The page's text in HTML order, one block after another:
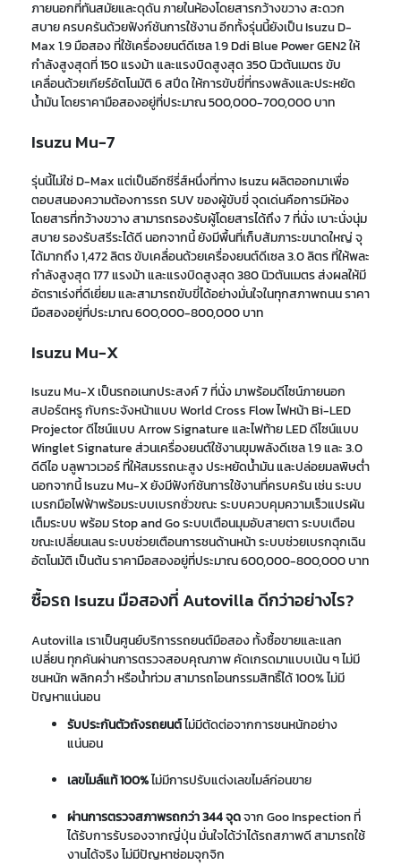
ภายนอกที่ทันสมัยและดุดัน ภายในห้องโดยสารกว้างขวาง สะดวก
สบาย ครบครันด้วยฟังก์ชันการใช้งาน อีกทั้งรุ่นนี้ยังเป็น Isuzu D-
Max 1.9 มือสอง ที่ใช้เครื่องยนต์ดีเซล 1.9 Ddi Blue Power GEN2 ให้
กำลังสูงสุดที่ 150 แรงม้า และแรงบิดสูงสุด 350 นิวตันเมตร ขับ
เคลื่อนด้วยเกียร์อัตโนมัติ 6 สปีด ให้การขับขี่ที่ทรงพลังและประหยัด
น้ำมัน โดยราคามือสองอยู่ที่ประมาณ 500,000-700,000 บาท
Isuzu Mu-7
รุ่นนี้ไม่ใช่ D-Max แต่เป็นอีกซีรี่ส์หนึ่งที่ทาง Isuzu ผลิตออกมาเพื่อ
ตอบสนองความต้องการรถ SUV ของผู้ขับขี่ จุดเด่นคือการมีห้อง
โดยสารที่กว้างขวาง สามารถรองรับผู้โดยสารได้ถึง 7 ที่นั่ง เบาะนั่งนุ่ม
สบาย รองรับสรีระได้ดี นอกจากนี้ ยังมีพื้นที่เก็บสัมภาระขนาดใหญ่ จุ
ได้มากถึง 1,472 ลิตร ขับเคลื่อนด้วยเครื่องยนต์ดีเซล 3.0 ลิตร ที่ให้พละ
กำลังสูงสุด 177 แรงม้า และแรงบิดสูงสุด 380 นิวตันเมตร ส่งผลให้มี
อัตราเร่งที่ดีเยี่ยม และสามารถขับขี่ได้อย่างมั่นใจในทุกสภาพถนน ราคา
มือสองอยู่ที่ประมาณ 600,000-800,000 บาท
Isuzu Mu-X
Isuzu Mu-X เป็นรถอเนกประสงค์ 7 ที่นั่ง มาพร้อมดีไซน์ภายนอก
สปอร์ตหรู กับกระจังหน้าแบบ World Cross Flow ไฟหน้า Bi-LED
Projector ดีไซน์แบบ Arrow Signature และไฟท้าย LED ดีไซน์แบบ
Winglet Signature ส่วนเครื่องยนต์ใช้งานขุมพลังดีเซล 1.9 และ 3.0
ดีดีไอ บลูพาวเวอร์ ที่ให้สมรรถนะสูง ประหยัดน้ำมัน และปล่อยมลพิษต่ำ
นอกจากนี้ Isuzu Mu-X ยังมีฟังก์ชันการใช้งานที่ครบครัน เช่น ระบบ
เบรกมือไฟฟ้าพร้อมระบบเบรกชั่วขณะ ระบบควบคุมความเร็วแปรผัน
เต็มระบบ พร้อม Stop and Go ระบบเตือนมุมอับสายตา ระบบเตือน
ขณะเปลี่ยนเลน ระบบช่วยเตือนการชนด้านหน้า ระบบช่วยเบรกฉุกเฉิน
อัตโนมัติ เป็นต้น ราคามือสองอยู่ที่ประมาณ 600,000-800,000 บาท
ซื้อรถ Isuzu มือสองที่ Autovilla ดีกว่าอย่างไร?
Autovilla เราเป็นศูนย์บริการรถยนต์มือสอง ทั้งซื้อขายและแลก
เปลี่ยน ทุกคันผ่านการตรวจสอบคุณภาพ คัดเกรดมาแบบเน้น ๆ ไม่มี
ชนหนัก พลิกคว่ำ หรือน้ำท่วม สามารถโอนกรรมสิทธิ์ได้ 100% ไม่มี
ปัญหาแน่นอน
รับประกันตัวถังรถยนต์ไม่มีตัดต่อจากการชนหนักอย่าง
แน่นอน
เลขไมล์แท้ 100%ไม่มีการปรับแต่งเลขไมล์ก่อนขาย
ผ่านการตรวจสภาพรถกว่า 344 จุดจาก Goo Inspection ที่
ได้รับการรับรองจากญี่ปุ่น มั่นใจได้ว่าได้รถสภาพดี สามารถใช้
งานได้จริง ไม่มีปัญหาซ่อมจุกจิก